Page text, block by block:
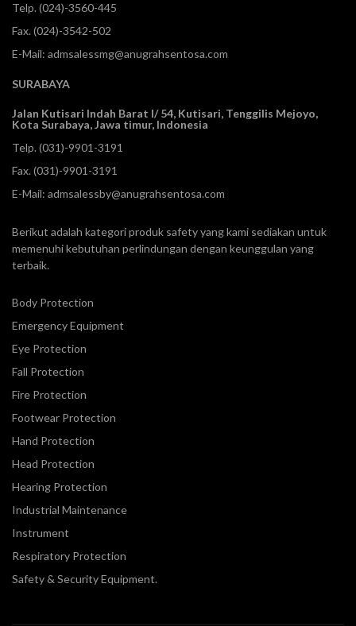
Telp.(024)-3560-445
Fax. (024)-3542-502
E-Mail: admsalessmg@anugrahsentosa.com
SURABAYA
Jalan Kutisari Indah Barat I/ 54, Kutisari, Tenggilis Mejoyo,
Kota Surabaya, Jawa timur, Indonesia
Telp.(031)-9901-3191
Fax. (031)-9901-3191
E-Mail: admsalessby@anugrahsentosa.com
Berikut adalah kategori produk safety yang kami sediakan untuk
memenuhi kebutuhan perlindungan dengan keunggulan yang
terbaik.
Body Protection
Emergency Equipment
Eye Protection
Fall Protection
Fire Protection
Footwear Protection
Hand Protection
Head Protection
Hearing Protection
Industrial Maintenance
Instrument
Respiratory Protection
Safety & Security Equipment.